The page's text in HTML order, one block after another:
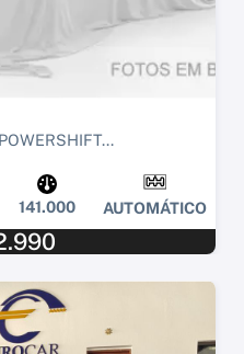
141.000 AUTOMÁTICO